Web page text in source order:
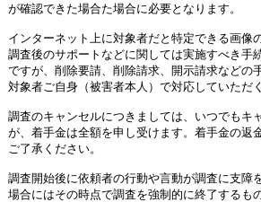
が確認できた場合た場合に必要となります。
インターネット上に対象者だと特定できる画像
調査後のサポートなどに関しては実施すべき手
ですが、削除要請、削除請求、開示請求などの
対象者ご自身（被害者本人）で対応していただ
調査のキャンセルにつきましては、いつでもキ
が、着手金は全額を申し受けます。着手金の返
ご了承ください。
調査開始後に依頼者の行動や言動が調査に支障
場合にはその時点で調査を強制的に終了するも